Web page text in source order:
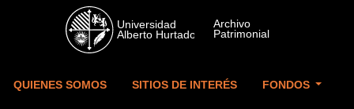
Skip to main content
QUIENES SOMOS SITIOS DE INTERÉS FONDOS